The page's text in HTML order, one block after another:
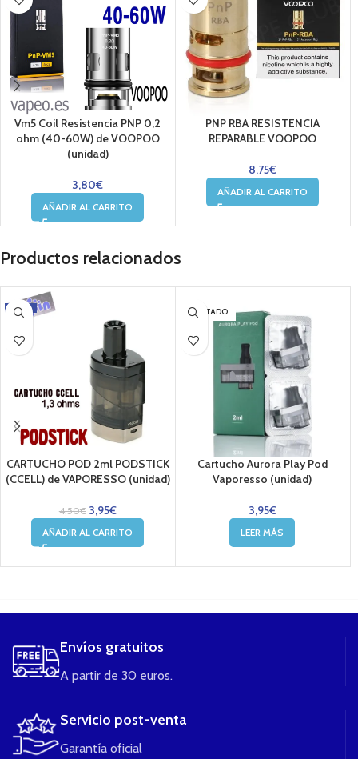
Vm5 Coil Resistencia PNP 0,2
ohm (40-60W) de VOOPOO
(unidad)
3,80€
AÑADIR AL CARRITO
PNP RBA RESISTENCIA
REPARABLE VOOPOO
8,75€
AÑADIR AL CARRITO
Productos relacionados
-12%
CARTUCHO POD 2ml PODSTICK
(CCELL) de VAPORESSO (unidad)
4,50€ 3,95€
AÑADIR AL CARRITO
AGOTADO
Cartucho Aurora Play Pod
Vaporesso (unidad)
3,95€
LEER MÁS
Envíos gratuitos
A partir de 30 euros.
Servicio post-venta
Garantía oficial